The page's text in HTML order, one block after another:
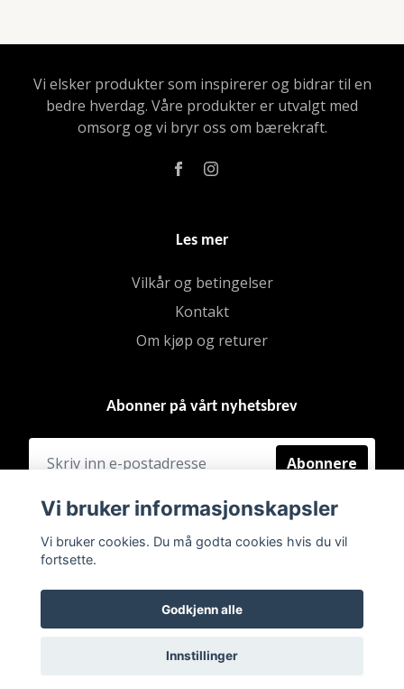
Vi elsker produkter som inspirerer og bidrar til en
bedre hverdag. Våre produkter er utvalgt med
omsorg og vi bryr oss om bærekraft.
Les mer
Vilkår og betingelser
Kontakt
Om kjøp og returer
Abonner på vårt nyhetsbrev
Abonnere
© 2026 BRUKT & FINT
Vi bruker informasjonskapsler
Vi bruker cookies. Du må godta cookies hvis du vil
fortsette.
Godkjenn alle
Innstillinger